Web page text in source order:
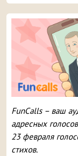
FunCalls – ваш
адресных
23 февраля
стихов.